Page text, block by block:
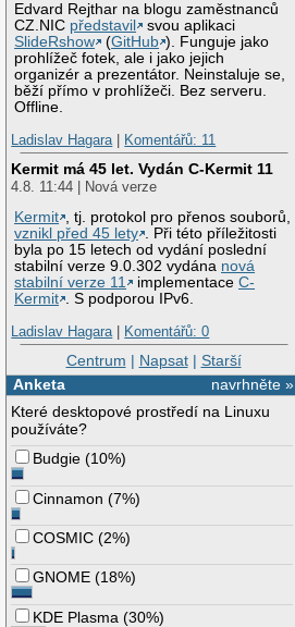
Edvard Rejthar na blogu zaměstnanců
CZ.NIC představil
svou aplikaci
SlideRshow
(GitHub ). Funguje jako
prohlížeč fotek, ale i jako jejich
organizér a prezentátor. Neinstaluje se,
běží přímo v prohlížeči. Bez serveru.
Offline.
Ladislav Hagara| Komentářů: 11
Kermit má 45 let. Vydán C-Kermit 11
4.8. 11:44 | Nová verze
Kermit , tj. protokol pro přenos souborů,
vznikl před 45 lety . Při této příležitosti
byla po 15 letech od vydání poslední
stabilní verze 9.0.302 vydána nová
stabilní verze 11
implementaceC-
Kermit . S podporou IPv6.
Ladislav Hagara| Komentářů: 0
Centrum | Napsat| Starší
navrhněte »
Anketa
Které desktopové prostředí na Linuxu
používáte?
Budgie (10%)
Cinnamon (7%)
COSMIC (2%)
GNOME (18%)
KDE Plasma (30%)